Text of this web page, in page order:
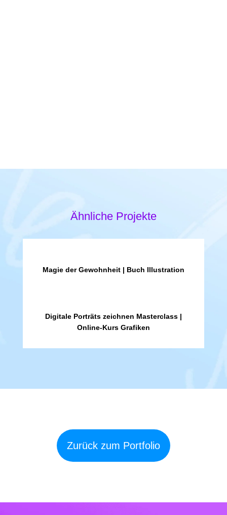
Ähnliche Projekte
Magie der Gewohnheit | Buch Illustration
Digitale Porträts zeichnen Masterclass |
Online-Kurs Grafiken
Zurück zum Portfolio